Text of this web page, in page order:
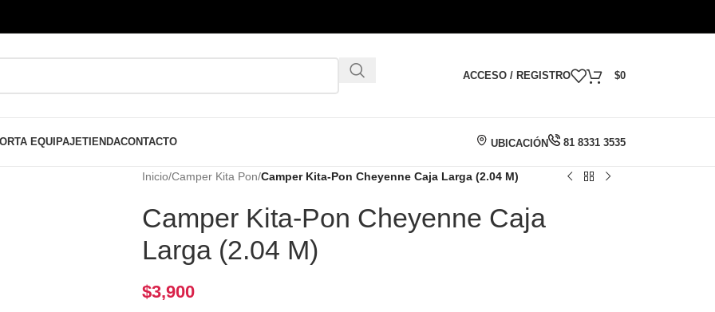
ACCESO / REGISTRO $0
EQUIPAJETIENDACONTACTO UBICACIÓN 81 8331 3535
Inicio/Camper Kita Pon/Camper Kita-Pon Cheyenne Caja Larga (2.04 M)
Camper Kita-Pon Cheyenne Caja
Larga (2.04 M)
$3,900